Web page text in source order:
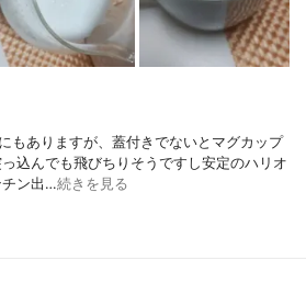
もありますが、蓋付きでないとマグカップ
込んでも飛びちりそうですし安定のハリオ
チン出…続きを見る